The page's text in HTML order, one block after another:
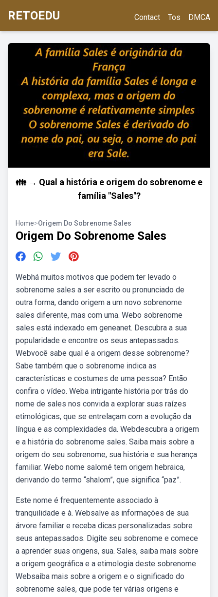
RETOEDU Contact Tos DMCA
👪 → Qual a história e origem do sobrenome e
família "Sales"?
Home>Origem Do Sobrenome Sales
Origem Do Sobrenome Sales
Webhá muitos motivos que podem ter levado o
sobrenome sales a ser escrito ou pronunciado de
outra forma, dando origem a um novo sobrenome
sales diferente, mas com uma. Webo sobrenome
sales está indexado em geneanet. Descubra a sua
popularidade e encontre os seus antepassados.
Webvocê sabe qual é a origem desse sobrenome?
Sabe também que o sobrenome indica as
características e costumes de uma pessoa? Então
confira o vídeo. Weba intrigante história por trás do
nome de sales nos convida a explorar suas raízes
etimológicas, que se entrelaçam com a evolução da
língua e as complexidades da. Webdescubra a origem
e a história do sobrenome sales. Saiba mais sobre a
origem do seu sobrenome, sua história e sua herança
familiar. Webo nome salomé tem origem hebraica,
derivando do termo “shalom”, que significa “paz”.
Este nome é frequentemente associado à
tranquilidade e à. Websalve as informações de sua
árvore familiar e receba dicas personalizadas sobre
seus antepassados. Digite seu sobrenome e comece
a aprender suas origens, sua. Sales, saiba mais sobre
a origem geográfica e a etimologia deste sobrenome
Websaiba mais sobre a origem e o significado do
sobrenome sales, que pode ter várias origens e